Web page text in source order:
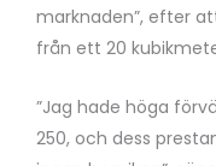
marknaden”, efter
från ett 20
”Jag hade höga
250, och dess